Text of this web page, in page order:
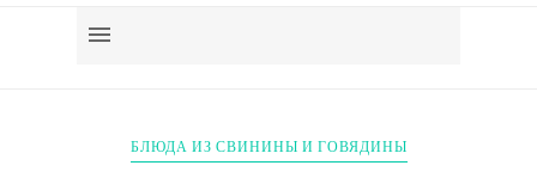
БЛЮДА ИЗ СВИНИНЫ И ГОВЯДИНЫ